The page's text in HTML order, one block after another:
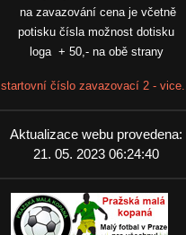
na zavazování cena je včetně
potisku čísla možnost dotisku
loga + 50,- na obě strany
startovní číslo zavazovací 2 - vice...
Aktualizace webu provedena:
21. 05. 2023 06:24:40